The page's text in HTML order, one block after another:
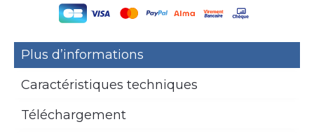
Plus d’informations
Caractéristiques techniques
Téléchargement